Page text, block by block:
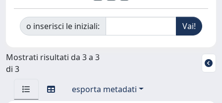
o inserisci le iniziali:
Mostrati risultati da 3 a 3
di 3
esporta metadati